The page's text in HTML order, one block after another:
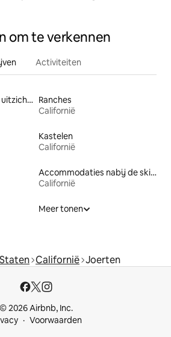
om te verkennen
Activiteiten
Accommodaties met uitzicht op het strand Ranches
Californië
Kastelen
Californië
Accommodaties nabij de skipiste
Californië
Meer tonen
Californië Joerten
© 2026 Airbnb, Inc.
Voorwaarden